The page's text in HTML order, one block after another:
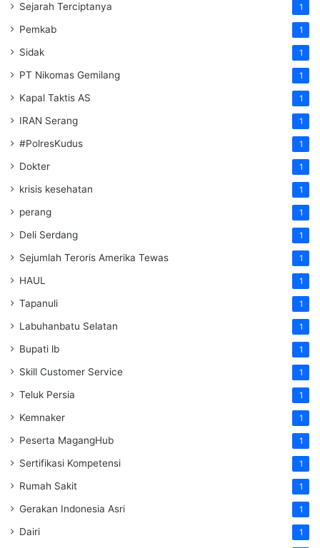
Sejarah Terciptanya 1
Pemkab 1
Sidak 1
PT Nikomas Gemilang 1
Kapal Taktis AS 1
IRAN Serang 1
#PolresKudus 1
Dokter 1
krisis kesehatan 1
perang 1
Deli Serdang 1
Sejumlah Teroris Amerika Tewas 1
HAUL 1
Tapanuli 1
Labuhanbatu Selatan 1
Bupati lb 1
Skill Customer Service 1
Teluk Persia 1
Kemnaker 1
Peserta MagangHub 1
Sertifikasi Kompetensi 1
Rumah Sakit 1
Gerakan Indonesia Asri 1
Dairi 1